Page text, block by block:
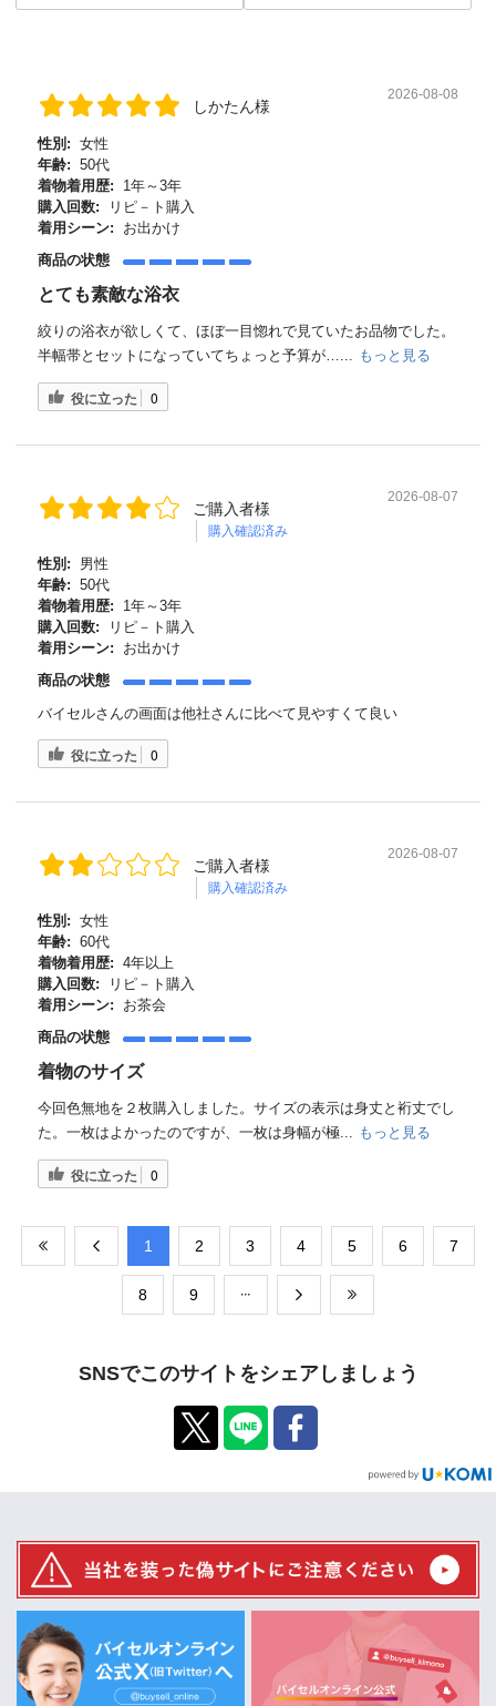
しかたん様
2026-08-08
性別: 女性
年齢: 50代
着物着用歴:
1年～3年
購入回数:
リピ－ト購入
着用シーン:
お出かけ
商品の状態
とても素敵な浴衣
絞りの浴衣が欲しくて、ほぼ一目惚れで見ていたお品物でした。
半幅帯とセットになっていてちょっと予算が…... もっと見る
役に立った 0
ご購入者様
購入確認済み
2026-08-07
性別:
男性
年齢: 50代
着物着用歴:
1年～3年
購入回数:
リピ－ト購入
着用シーン:
お出かけ
商品の状態
バイセルさんの画面は他社さんに比べて見やすくて良い
役に立った 0
ご購入者様
購入確認済み
2026-08-07
性別: 女性
年齢: 60代
着物着用歴: 4年以上
購入回数:
リピ－ト購入
着用シーン:
お茶会
商品の状態
着物のサイズ
今回色無地を２枚購入しました。サイズの表示は身丈と裄丈でし
た。一枚はよかったのですが、一枚は身幅が極... もっと見る
役に立った 0
​1 ​2 ​3 ​4 ​5 ​6 ​7
​8 ​9
SNSでこのサイトをシェアしましょう